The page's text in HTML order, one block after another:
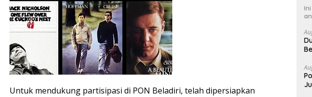
Untuk mendukung partisipasi di PON Beladiri, telah dipersiapkan